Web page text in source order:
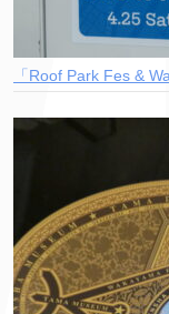
「Roof Park Fes &